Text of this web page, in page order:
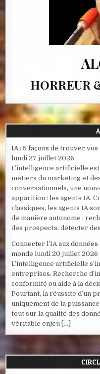
HORREUR
IA : 5 façons de trouver
lundi 27 juillet 2026
L’intelligence artificielle
métiers du marketing et
conversationnels, une
apparition : les agents IA.
classiques, les agents IA
de manière autonome :
des prospects, détecter
Connecter l’IA aux
monde lundi 20 juillet 2026
L’intelligence artificielle
entreprises. Recherche
conformité ou aide à la
Pourtant, la réussite d’un
uniquement de la
tout sur la qualité des
véritable enjeu […]